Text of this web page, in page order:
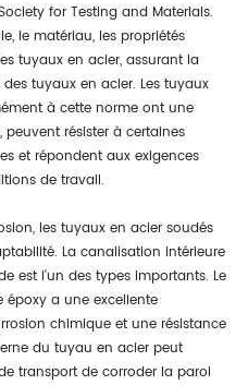
for Testing and Materials.
le matériau, les propriétés
tuyaux en acier, assurant la
tuyaux en acier. Les tuyaux
à cette norme ont une
peuvent résister à certaines
et répondent aux exigences
de travail.
les tuyaux en acier soudés
La canalisation intérieure
est l'un des types importants. Le
a une excellente
chimique et une résistance
du tuyau en acier peut
transport de corroder la paroi